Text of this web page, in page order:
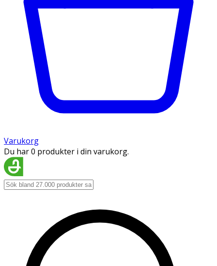
Varukorg
Du har 0 produkter i din varukorg.